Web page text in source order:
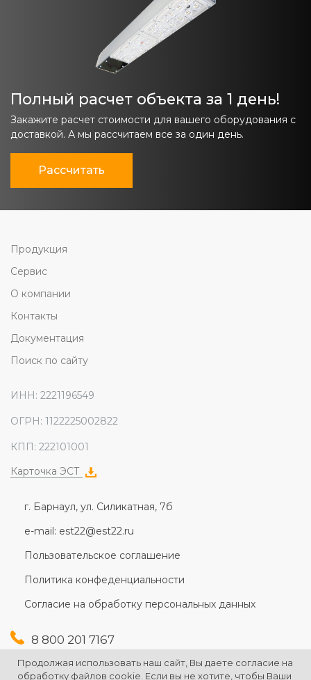
Полный расчет объекта за 1 день!
Закажите расчет стоимости для вашего оборудования с
доставкой. А мы рассчитаем все за один день.
Рассчитать
Продукция
Сервис
О компании
Контакты
Документация
Поиск по сайту
ИНН: 2221196549
ОГРН: 1122225002822
КПП: 222101001
Карточка ЭСТ
г. Барнаул, ул. Силикатная, 7б
e-mail: est22@est22.ru
Пользовательское соглашение
Политика конфеденциальности
Согласие на обработку персональных данных
8 800 201 7167
+7 (3852) 607-167
+7 (3852) 226-176
Продолжая использовать наш сайт, Вы даете согласие на
обработку файлов cookie. Если вы не хотите, чтобы Ваши